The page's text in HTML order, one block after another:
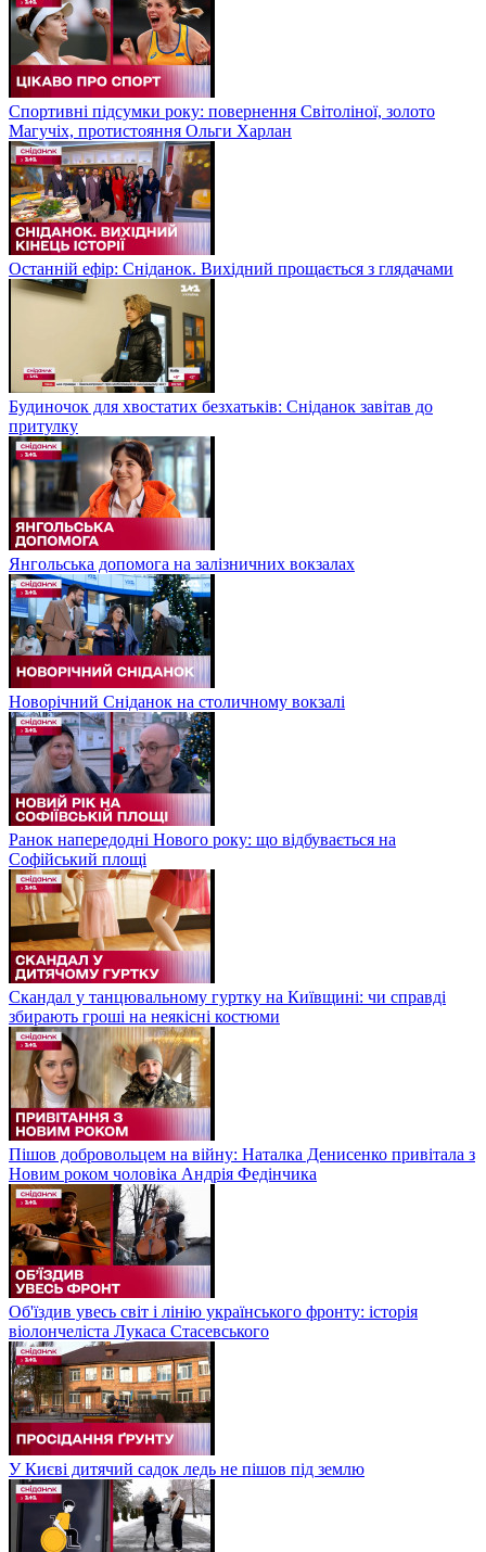
Спортивні підсумки року: повернення Світоліної, золото
Магучіх, протистояння Ольги Харлан
Останній ефір: Сніданок. Вихідний прощається з глядачами
Будиночок для хвостатих безхатьків: Сніданок завітав до
притулку
Янгольська допомога на залізничних вокзалах
Новорічний Сніданок на столичному вокзалі
Ранок напередодні Нового року: що відбувається на
Софійський площі
Скандал у танцювальному гуртку на Київщині: чи справді
збирають гроші на неякісні костюми
Пішов добровольцем на війну: Наталка Денисенко привітала з
Новим роком чоловіка Андрія Федінчика
Об'їздив увесь світ і лінію українського фронту: історія
віолончеліста Лукаса Стасевського
У Києві дитячий садок ледь не пішов під землю